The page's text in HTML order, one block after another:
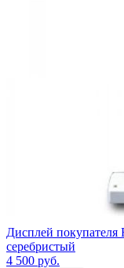
Дисплей
серебристый
4 500 руб.